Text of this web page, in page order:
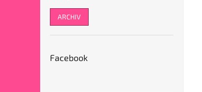
ARCHIV
Facebook